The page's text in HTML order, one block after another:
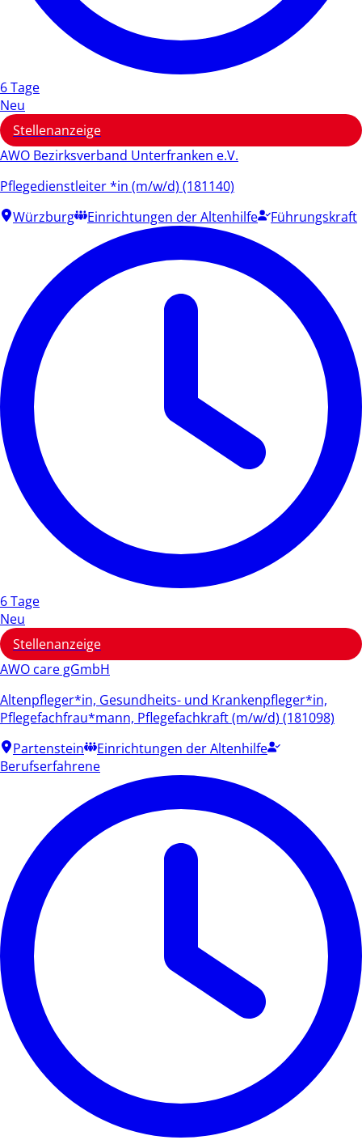
6 Tage
Neu
Stellenanzeige
AWO Bezirksverband Unterfranken e.V.
Pflegedienstleiter *in (m/w/d) (181140)
Würzburg
Einrichtungen der Altenhilfe Führungskraft
6 Tage
Neu
Stellenanzeige
AWO care gGmbH
Altenpfleger*in, Gesundheits- und Krankenpfleger*in,
Pflegefachfrau*mann, Pflegefachkraft (m/w/d) (181098)
Partenstein
Einrichtungen der Altenhilfe
Berufserfahrene